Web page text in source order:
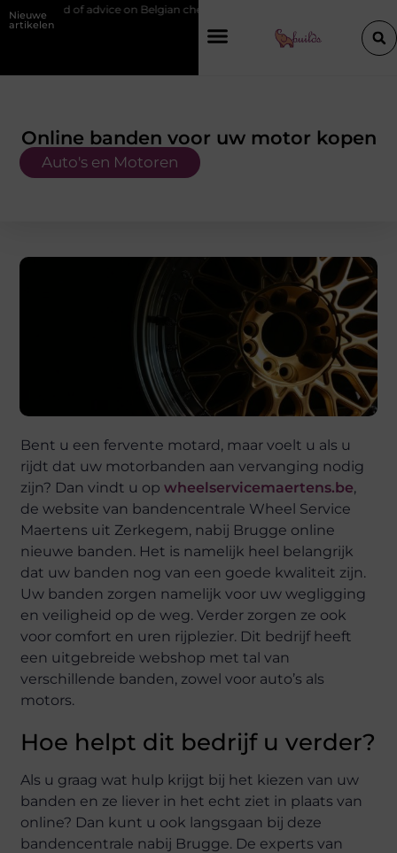
Nieuwe
artikelen
on Belgian chef training and education
Online banden voor uw motor kopen
Auto's en Motoren
Bent u een fervente motard, maar voelt u als u
rijdt dat uw motorbanden aan vervanging nodig
zijn? Dan vindt u opwheelservicemaertens.be,
de website van bandencentrale Wheel Service
Maertens uit Zerkegem, nabij Brugge online
nieuwe banden. Het is namelijk heel belangrijk
dat uw banden nog van een goede kwaliteit zijn.
Uw banden zorgen namelijk voor uw wegligging
en veiligheid op de weg. Verder zorgen ze ook
voor comfort en uren rijplezier. Dit bedrijf heeft
een uitgebreide webshop met tal van
verschillende banden, zowel voor auto’s als
motors.
Hoe helpt dit bedrijf u verder?
Als u graag wat hulp krijgt bij het kiezen van uw
banden en ze liever in het echt ziet in plaats van
online? Dan kunt u ook langsgaan bij deze
bandencentrale nabij Brugge. De experts van